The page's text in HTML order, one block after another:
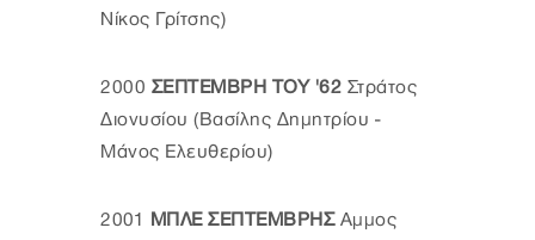
Νίκος Γρίτσης)
2000 ΣΕΠΤΕΜΒΡΗ ΤΟΥ '62 Στράτος
Διονυσίου (Βασίλης Δημητρίου -
Μάνος Ελευθερίου)
2001 ΜΠΛΕ ΣΕΠΤΕΜΒΡΗΣΑμμος